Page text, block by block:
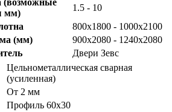
мм)
1.5 - 10
800x1800 - 1000x2100
(мм)
900х2080 - 1240х2080
Двери Зевс
Цельнометаллическая сварная
(усиленная)
От 2 мм
Профиль 60х30